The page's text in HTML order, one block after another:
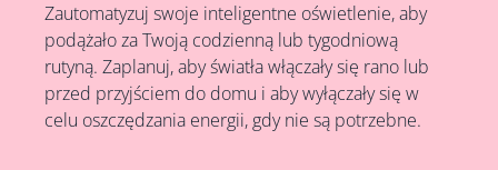
Zautomatyzuj swoje inteligentne oświetlenie, aby
podążało za Twoją codzienną lub tygodniową
rutyną. Zaplanuj, aby światła włączały się rano lub
przed przyjściem do domu i aby wyłączały się w
celu oszczędzania energii, gdy nie są potrzebne.